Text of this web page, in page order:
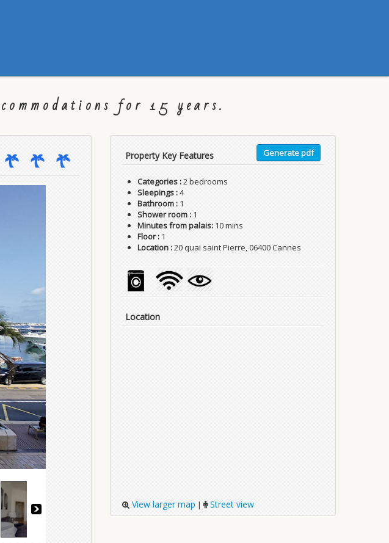
for 15 years.
Property Key Features Generate pdf
Categories :2 bedrooms
Sleepings :4
Bathroom : 1
Shower room : 1
Minutes from palais: 10 mins
Floor : 1
Location :20 quai saint Pierre, 06400 Cannes
Location
View larger map | Street view